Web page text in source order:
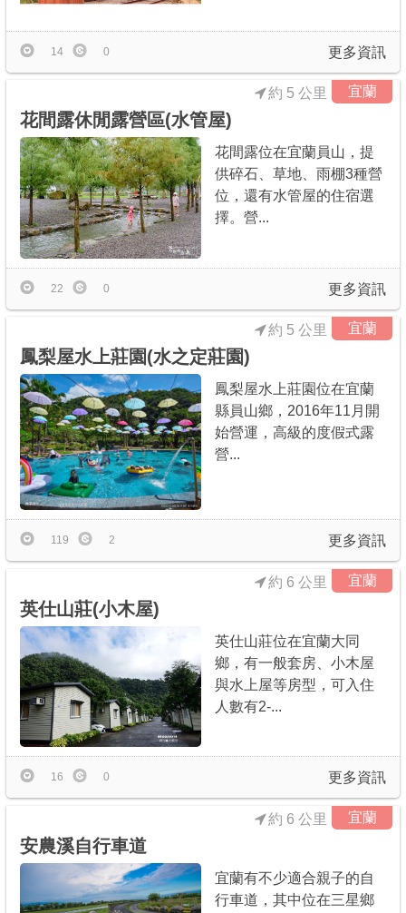
更多資訊
14 0
宜蘭
花間露休閒露營區(水管屋)
約 5 公里
花間露位在宜蘭員山，提
供碎石、草地、雨棚3種營
位，還有水管屋的住宿選
擇。營...
更多資訊
22 0
宜蘭
鳳梨屋水上莊園(水之定莊園)
約 5 公里
鳳梨屋水上莊園位在宜蘭
縣員山鄉，2016年11月開
始營運，高級的度假式露
營...
更多資訊
119 2
宜蘭
英仕山莊(小木屋)
約 6 公里
英仕山莊位在宜蘭大同
鄉，有一般套房、小木屋
與水上屋等房型，可入住
人數有2-...
更多資訊
16 0
宜蘭
安農溪自行車道
約 6 公里
宜蘭有不少適合親子的自
行車道，其中位在三星鄉